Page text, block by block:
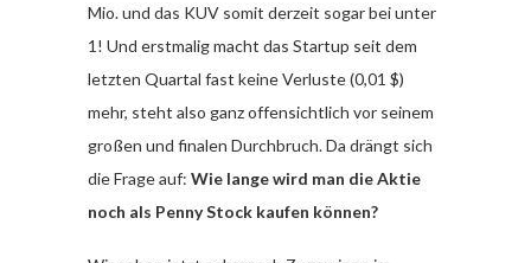
Mio. und das KUV somit derzeit sogar bei unter
1! Und erstmalig macht das Startup seit dem
letzten Quartal fast keine Verluste (0,01 $)
mehr, steht also ganz offensichtlich vor seinem
großen und finalen Durchbruch. Da drängt sich
die Frage auf: Wie lange wird man die Aktie
noch als Penny Stock kaufen können?